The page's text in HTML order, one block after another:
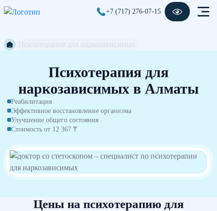
+7 (717) 276-07-15
Психотерапия для
наркозависимых в Алматы
Реабилитация
Эффективное восстановление организма
Улучшение общего состояния
Стоимость от 12 367 ₸
Цены на психотерапию для